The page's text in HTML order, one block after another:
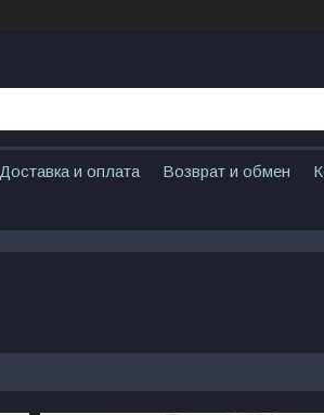
Доставка и оплата Возврат и обмен